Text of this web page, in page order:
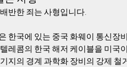
반한 죄는 사형입니다.
한국에 있는 중국 화웨이 통신장
레콤의 한국 해저 케이블을 미국
지의 경계 과학화 장비의 강제 철